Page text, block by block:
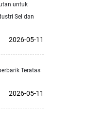
untuk
Sel dan
2026-05-11
Teratas
2026-05-11